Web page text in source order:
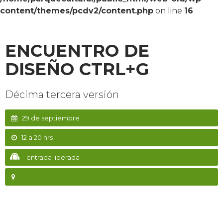
content/themes/pcdv2/content.php on line 16
ENCUENTRO DE
DISEÑO CTRL+G
Décima tercera versión
29 de septiembre
12 a 20 hrs
entrada liberada